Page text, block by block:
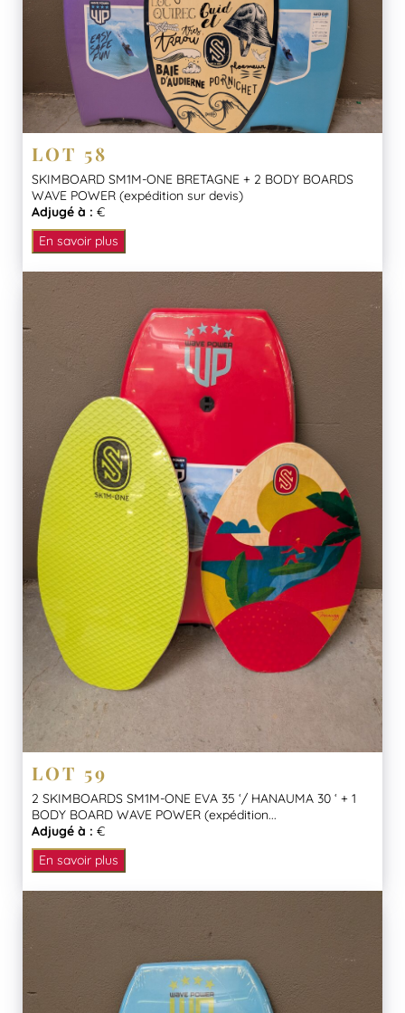
LOT 58
SKIMBOARD SM1M-ONE BRETAGNE + 2 BODY BOARDS
WAVE POWER (expédition sur devis)
Adjugé à : €
En savoir plus
LOT 59
2 SKIMBOARDS SM1M-ONE EVA 35 ‘/ HANAUMA 30 ‘ + 1
BODY BOARD WAVE POWER (expédition...
Adjugé à : €
En savoir plus